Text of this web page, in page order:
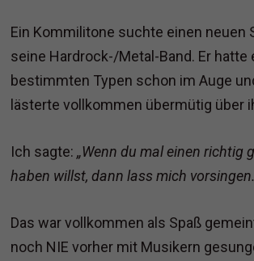
Ein Kommilitone suchte einen neuen
seine Hardrock-/Metal-Band. Er hatte
bestimmten Typen schon im Auge
lästerte vollkommen übermütig über
Ich sagte:„Wenn du mal einen richtig
haben willst, dann lass mich
Das war vollkommen als Spaß
noch NIE vorher mit Musikern